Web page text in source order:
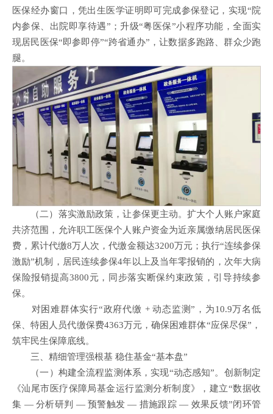
医保经办窗口，凭出生医学证明即可完成参保登记，实现“院
内参保、出院即享待遇”；升级“粤医保”小程序功能，全面实
现居民医保“即参即停”“跨省通办”，让数据多跑路、群众少跑
腿。
（二）落实激励政策，让参保更主动。扩大个人账户家庭
共济范围，允许职工医保个人账户资金为近亲属缴纳居民医保
费，累计代缴8万人次，代缴金额达3200万元；执行“连续参保
激励”机制，居民连续参保4年以上及当年零报销的，次年大病
保险报销提高3800元，同步落实断保约束政策，引导持续参
保。
对困难群体实行“政府代缴 + 动态监测”，为10.9万名低
保、特困人员代缴保费4363万元，确保困难群体“应保尽保”，
筑牢民生保障底线。
三、精细管理强根基 稳住基金“基本盘”
（一）构建全流程监测体系，实现“动态感知”。 创新制定
《汕尾市医疗保障局基金运行监测分析制度》，建立“数据收
集 — 分析研判 — 预警触发 — 措施跟踪 — 效果反馈”闭环管